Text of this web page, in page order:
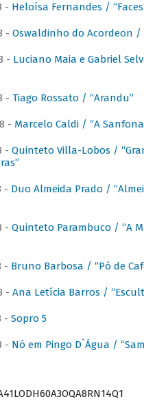
- Heloísa Fernandes /
- Oswaldinho do Acordeon /
- Luciano Maia e Gabriel
- Tiago Rossato / “Arandu”
- Marcelo Caldi / “A Sanfona
- Quinteto Villa-Lobos /
- Duo Almeida Prado /
- Quinteto Parambuco / “A
- Bruno Barbosa / “Pó de
- Ana Letícia Barros /
- Sopro 5
- Nó em Pingo D´Água /